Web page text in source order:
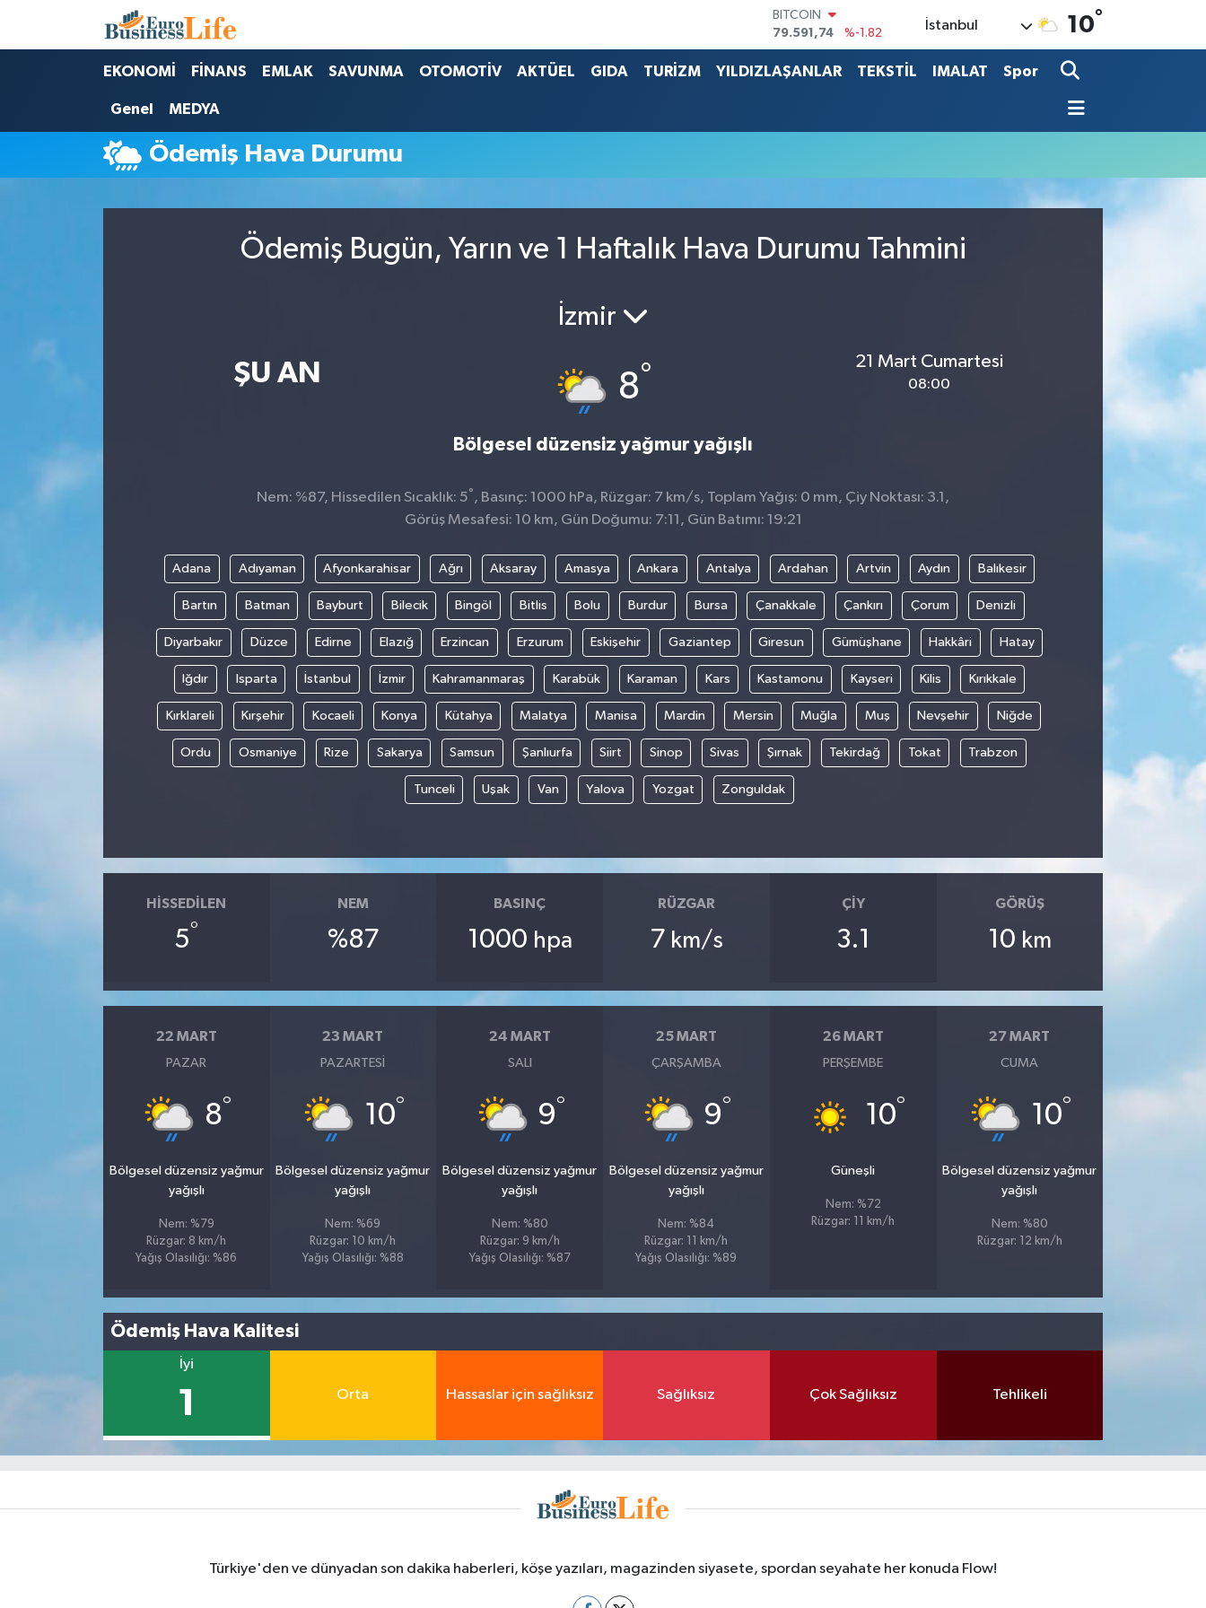
BITCOIN
79.591,74
%-1.82
DOLAR
45,43620
%0.02
İstanbul 10°
EKONOMİ FİNANS EMLAK SAVUNMA OTOMOTİV AKTÜEL GIDA TURİZM YILDIZLAŞANLAR TEKSTİL IMALAT Spor
Genel MEDYA
Ödemiş Hava Durumu
Ödemiş Bugün, Yarın ve 1 Haftalık Hava Durumu Tahmini
ŞU AN
İzmir
8°
Bölgesel düzensiz yağmur yağışlı
21 Mart Cumartesi
08:00
Nem: %87, Hissedilen Sıcaklık: 5° , Basınç: 1000 hPa, Rüzgar: 7 km/s, Toplam Yağış: 0 mm, Çiy Noktası: 3.1,
Görüş Mesafesi: 10 km, Gün Doğumu: 7:11, Gün Batımı: 19:21
Adana Adıyaman Afyonkarahisar Ağrı Aksaray Amasya Ankara Antalya Ardahan Artvin Aydın Balıkesir
Bartın Batman Bayburt Bilecik Bingöl Bitlis Bolu Burdur Bursa Çanakkale Çankırı Çorum Denizli
Diyarbakır Düzce Edirne Elazığ Erzincan Erzurum Eskişehir Gaziantep Giresun Gümüşhane Hakkâri Hatay
Iğdır Isparta İstanbul İzmir Kahramanmaraş Karabük Karaman Kars Kastamonu Kayseri Kilis Kırıkkale
Kırklareli Kırşehir Kocaeli Konya Kütahya Malatya Manisa Mardin Mersin Muğla Muş Nevşehir Niğde
Ordu Osmaniye Rize Sakarya Samsun Şanlıurfa Siirt Sinop Sivas Şırnak Tekirdağ Tokat Trabzon
Tunceli Uşak Van Yalova Yozgat Zonguldak
HISSEDILEN
5°
NEM
%87
BASINÇ
1000 hpa
RÜZGAR
7 km/s
ÇIY
3.1
GÖRÜŞ
10 km
22 MART
PAZAR
8°
Bölgesel düzensiz yağmur
yağışlı
Nem: %79
Rüzgar: 8 km/h
Yağış Olasılığı: %86
23 MART
PAZARTESI
10°
Bölgesel düzensiz yağmur
yağışlı
Nem: %69
Rüzgar: 10 km/h
Yağış Olasılığı: %88
24 MART
SALI
9°
Bölgesel düzensiz yağmur
yağışlı
Nem: %80
Rüzgar: 9 km/h
Yağış Olasılığı: %87
25 MART
ÇARŞAMBA
9°
Bölgesel düzensiz yağmur
yağışlı
Nem: %84
Rüzgar: 11 km/h
Yağış Olasılığı: %89
26 MART
PERŞEMBE
10°
Güneşli
Nem: %72
Rüzgar: 11 km/h
27 MART
CUMA
10°
Bölgesel düzensiz yağmur
yağışlı
Nem: %80
Rüzgar: 12 km/h
Ödemiş Hava Kalitesi
İyi
1 Orta Hassaslar için sağlıksız Sağlıksız Çok Sağlıksız Tehlikeli
Türkiye'den ve dünyadan son dakika haberleri, köşe yazıları, magazinden siyasete, spordan seyahate her konuda Flow!
Nöbetçi Eczaneler
Hava Durumu
Namaz Vakitleri
Trafik Durumu
Süper Lig Puan Durumu ve Fikstür
Son Dakika Haberleri